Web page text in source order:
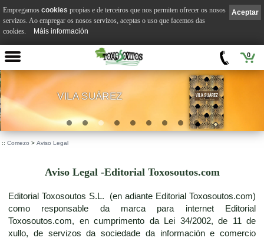
0
VILA SUÁREZ
:: Comezo > Aviso Legal
Aviso Legal -Editorial Toxosoutos.com
Editorial Toxosoutos S.L. (en adiante Editorial Toxosoutos.com)
como responsable da marca para internet Editorial
Toxosoutos.com, en cumprimento da Lei 34/2002, de 11 de
xullo, de servizos da sociedade da información e comercio
Aceptar
Empregamos cookies propias e de terceiros que nos permiten ofrecer os nosos
servizos. Ao empregar os nosos servizos, aceptas o uso que facemos das
cookies.
Máis información